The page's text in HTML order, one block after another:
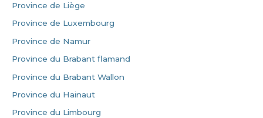
Province de Liège
Province de Luxembourg
Province de Namur
Province du Brabant flamand
Province du Brabant Wallon
Province du Hainaut
Province du Limbourg